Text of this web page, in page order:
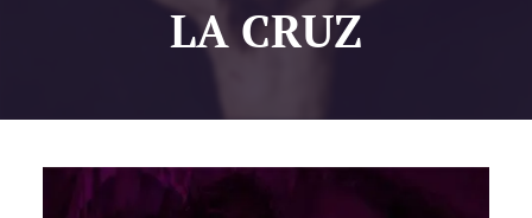
LA CRUZ